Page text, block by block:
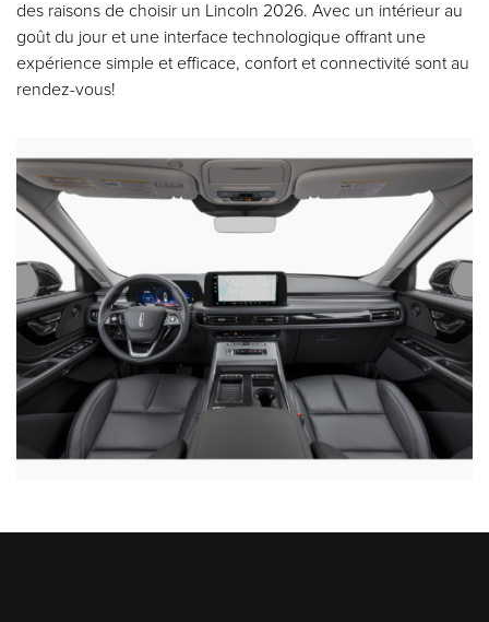
des raisons de choisir un Lincoln 2026. Avec un intérieur au
goût du jour et une interface technologique offrant une
expérience simple et efficace, confort et connectivité sont au
rendez-vous!